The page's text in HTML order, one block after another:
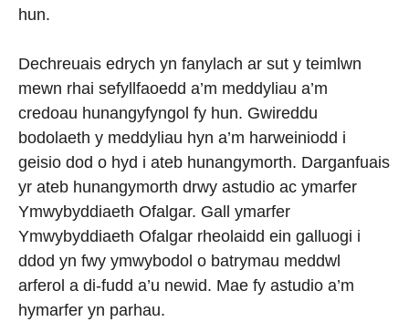
hun.
Dechreuais edrych yn fanylach ar sut y teimlwn
mewn rhai sefyllfaoedd a’m meddyliau a’m
credoau hunangyfyngol fy hun. Gwireddu
bodolaeth y meddyliau hyn a’m harweiniodd i
geisio dod o hyd i ateb hunangymorth. Darganfuais
yr ateb hunangymorth drwy astudio ac ymarfer
Ymwybyddiaeth Ofalgar. Gall ymarfer
Ymwybyddiaeth Ofalgar rheolaidd ein galluogi i
ddod yn fwy ymwybodol o batrymau meddwl
arferol a di-fudd a’u newid. Mae fy astudio a’m
hymarfer yn parhau.